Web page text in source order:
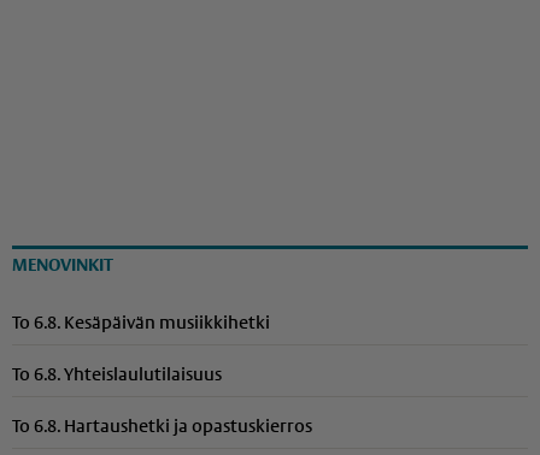
MENOVINKIT
To 6.8. Kesäpäivän musiikkihetki
To 6.8. Yhteis­lau­lu­ti­laisuus
To 6.8. Hartaushetki ja opastuskierros